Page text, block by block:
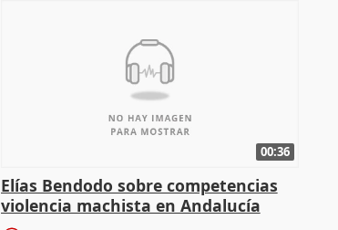
00:36
Elías Bendodo sobre competencias
violencia machista en Andalucía